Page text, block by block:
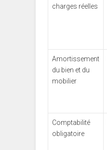
charges réelles
Amortissement
du bien et du
mobilier
Comptabilité
obligatoire